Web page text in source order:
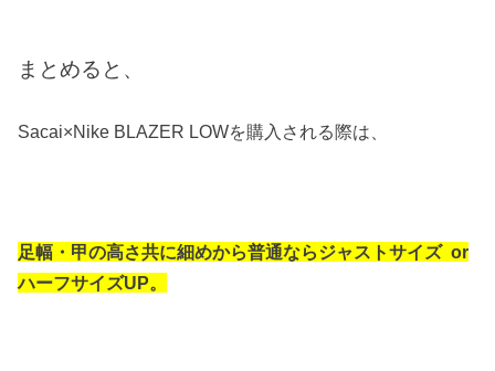
まとめると、
Sacai×Nike BLAZER LOWを購入される際は、
足幅・甲の高さ共に細めから普通ならジャストサイズ or
ハーフサイズUP。